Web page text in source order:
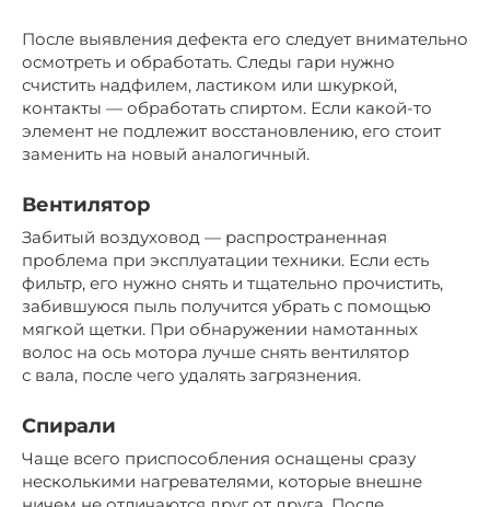
После выявления дефекта его следует внимательно
осмотреть и обработать. Следы гари нужно
счистить надфилем, ластиком или шкуркой,
контакты — обработать спиртом. Если какой-то
элемент не подлежит восстановлению, его стоит
заменить на новый аналогичный.
Вентилятор
Забитый воздуховод — распространенная
проблема при эксплуатации техники. Если есть
фильтр, его нужно снять и тщательно прочистить,
забившуюся пыль получится убрать с помощью
мягкой щетки. При обнаружении намотанных
волос на ось мотора лучше снять вентилятор
с вала, после чего удалять загрязнения.
Спирали
Чаще всего приспособления оснащены сразу
несколькими нагревателями, которые внешне